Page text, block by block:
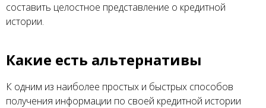
составить целостное представление о кредитной
истории.
Какие есть альтернативы
К одним из наиболее простых и быстрых способов
получения информации по своей кредитной истории